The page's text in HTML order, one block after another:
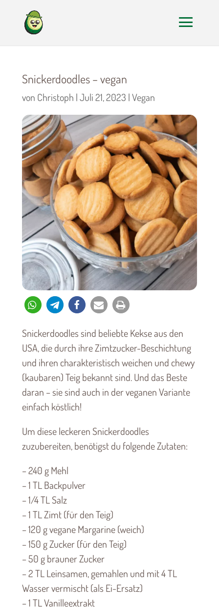
Snickerdoodles – vegan
von Christoph |Juli 21, 2023 |Vegan
Snickerdoodles sind beliebte Kekse aus den
USA, die durch ihre Zimtzucker-Beschichtung
und ihren charakteristisch weichen und chewy
(kaubaren) Teig bekannt sind. Und das Beste
daran – sie sind auch in der veganen Variante
einfach köstlich!
Um diese leckeren Snickerdoodles
zuzubereiten, benötigst du folgende Zutaten:
– 240 g Mehl
– 1 TL Backpulver
– 1/4 TL Salz
– 1 TL Zimt (für den Teig)
– 120 g vegane Margarine (weich)
– 150 g Zucker (für den Teig)
– 50 g brauner Zucker
– 2 TL Leinsamen, gemahlen und mit 4 TL
Wasser vermischt (als Ei-Ersatz)
– 1 TL Vanilleextrakt